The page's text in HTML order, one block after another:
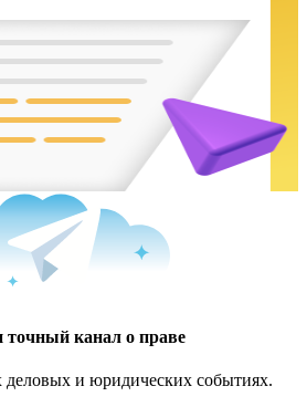
канал о праве
деловых и юридических событиях.